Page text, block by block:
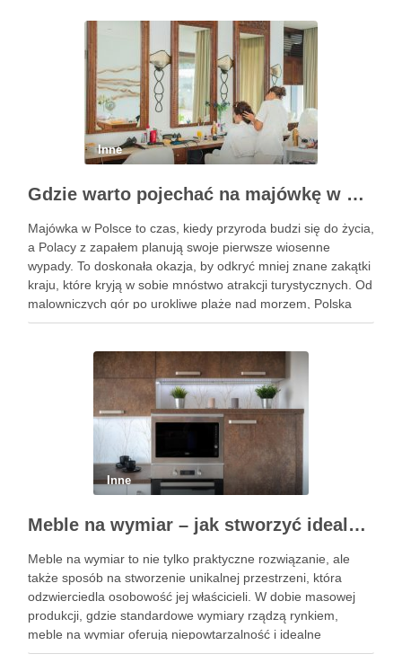
Inne
Gdzie warto pojechać na majówkę w Polsce? Przewodnik po atrakcji
Majówka w Polsce to czas, kiedy przyroda budzi się do życia,
a Polacy z zapałem planują swoje pierwsze wiosenne
wypady. To doskonała okazja, by odkryć mniej znane zakątki
kraju, które kryją w sobie mnóstwo atrakcji turystycznych. Od
malowniczych gór po urokliwe plaże nad morzem, Polska
oferuje różnorodność miejsc idealnych na …
Inne
Meble na wymiar – jak stworzyć idealne wnętrze z indywidualnym podejściem
Meble na wymiar to nie tylko praktyczne rozwiązanie, ale
także sposób na stworzenie unikalnej przestrzeni, która
odzwierciedla osobowość jej właścicieli. W dobie masowej
produkcji, gdzie standardowe wymiary rządzą rynkiem,
meble na wymiar oferują niepowtarzalność i idealne
dopasowanie do specyficznych potrzeb każdego wnętrza.